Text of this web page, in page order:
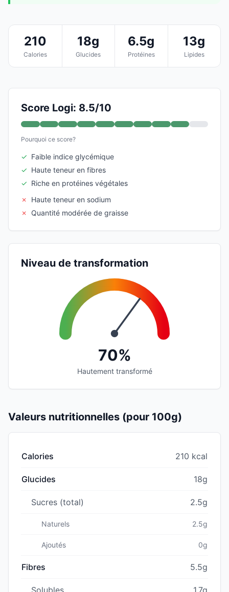
210
Calories
18g
Glucides
6.5g
Protéines
13g
Lipides
Score Logi: 8.5/10
Pourquoi ce score?
✓ Faible indice glycémique
✓ Haute teneur en fibres
✓ Riche en protéines végétales
✗
Haute teneur en sodium
✗
Quantité modérée de graisse
Niveau de transformation
70%
Hautement transformé
Valeurs nutritionnelles (pour 100g)
Calories 210 kcal
Glucides 18g
Sucres (total) 2.5g
Naturels 2.5g
Ajoutés 0g
Fibres 5.5g
Solubles 1.7g